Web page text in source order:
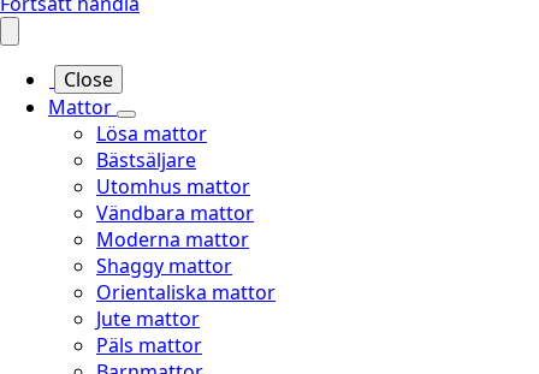
Close
Mattor
Lösa mattor
Bästsäljare
Utomhus mattor
Vändbara mattor
Moderna mattor
Shaggy mattor
Orientaliska mattor
Jute mattor
Päls mattor